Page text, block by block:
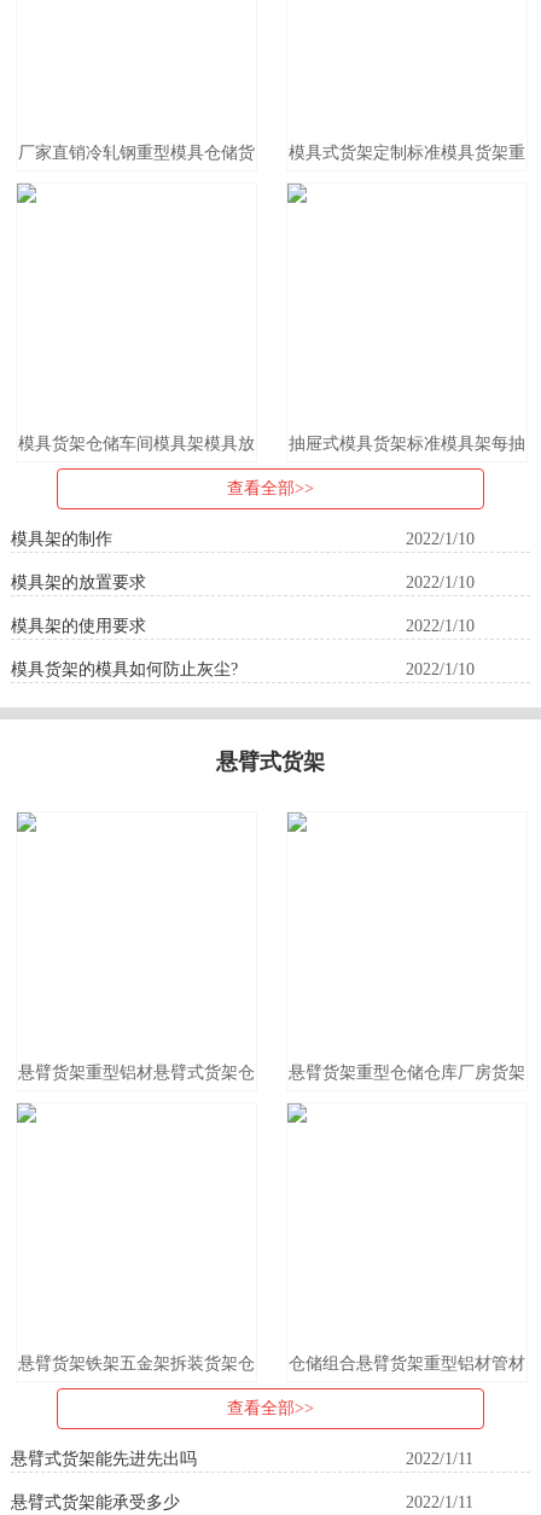
厂家直销冷轧钢重型模具仓储货
架800kg标准全抽屉式模具货架
模具式货架定制标准模具货架重
型抽届式组合架仓储仓库货架模
模具货架仓储车间模具架模具放
置整理存放架抽屉式五金模具架
抽屉式模具货架标准模具架每抽
屉承重1t塑胶模具专用货架
查看全部>>
模具架的制作 2022/1/10
模具架的放置要求 2022/1/10
模具架的使用要求 2022/1/10
模具货架的模具如何防止灰尘? 2022/1/10
悬臂式货架
悬臂货架重型铝材悬臂式货架仓
库仓储钢管管材板材厂房置物架
悬臂货架重型仓储仓库厂房货架
木材五金钢管管材工厂托臂货架
悬臂货架铁架五金架拆装货架仓
库仓储重型悬臂式货架工业铁架
子
仓储组合悬臂货架重型铝材管材
钢管托臂置物架 单 双面悬臂货
架式
查看全部>>
悬臂式货架能先进先出吗 2022/1/11
悬臂式货架能承受多少 2022/1/11